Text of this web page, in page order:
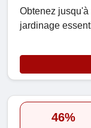
Obtenez
jardinage
46%